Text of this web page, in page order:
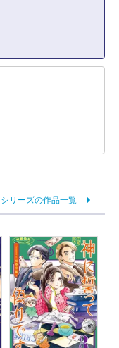
リーズの作品一覧